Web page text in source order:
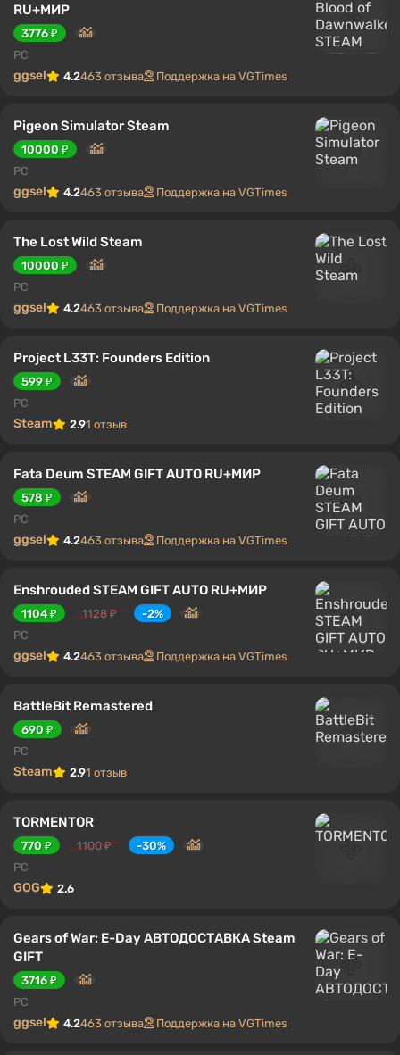
RU+МИР
3776 ₽
PC
ggsel 4.2463 отзыва Поддержка на VGTimes
Pigeon Simulator Steam
10000 ₽
PC
ggsel 4.2463 отзыва Поддержка на VGTimes
The Lost Wild Steam
10000 ₽
PC
ggsel 4.2463 отзыва Поддержка на VGTimes
Project L33T: Founders Edition
599 ₽
PC
Steam 2.91 отзыв
Fata Deum STEAM GIFT AUTO RU+МИР
578 ₽
PC
ggsel 4.2463 отзыва Поддержка на VGTimes
Enshrouded STEAM GIFT AUTO RU+МИР
1104 ₽ 1128 ₽
-2%
PC
ggsel 4.2463 отзыва Поддержка на VGTimes
BattleBit Remastered
690 ₽
PC
Steam 2.91 отзыв
TORMENTOR
770 ₽ 1100 ₽
-30%
PC
GOG 2.6
Gears of War: E-Day АВТОДОСТАВКА Steam
GIFT
3716 ₽
PC
ggsel 4.2463 отзыва Поддержка на VGTimes